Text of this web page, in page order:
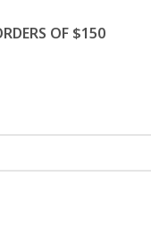
OF $150